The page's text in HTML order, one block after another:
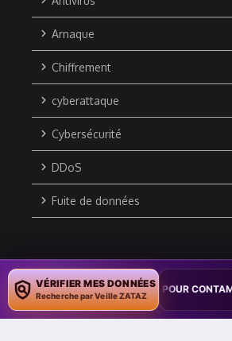
Arnaque
Chiffrement
cyberattaque
Cybersécurité
DDoS
Fuite de données
Copyright © 2010 / 2026 DATA SECURITY
ZATAZ Média
VÉRIFIER MES DONNÉES
Recherche par Veille ZATAZ
EXPLOITE COPILOT POUR CONTAMINER DES